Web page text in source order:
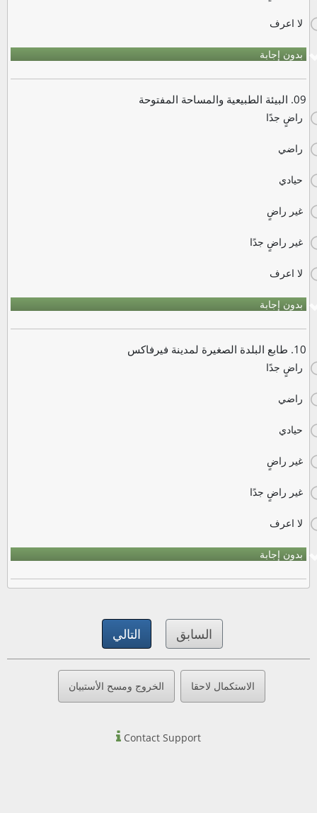
لا اعرف
بدون إجابة
09. البيئة الطبيعية والمساحة المفتوحة
راضٍ جدًا
راضي
حيادي
غير راضٍ
غير راضٍ جدًا
لا اعرف
بدون إجابة
10. طابع البلدة الصغيرة لمدينة فيرفاكس
راضٍ جدًا
راضي
حيادي
غير راضٍ
غير راضٍ جدًا
لا اعرف
بدون إجابة
السابق التالي
الاستكمال لاحقا الخروج ومسح الأستبيان
Contact Support